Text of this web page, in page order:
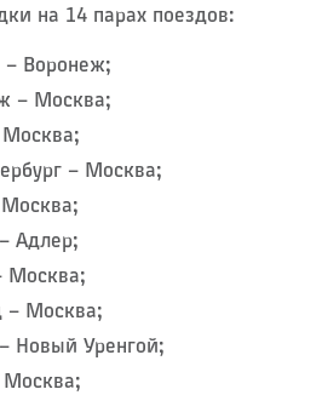
на 14 парах поездов:
​Воронеж;
– ​Москва;
– ​Москва;
​Адлер;
​Москва;
– ​Москва;
​Новый Уренгой;